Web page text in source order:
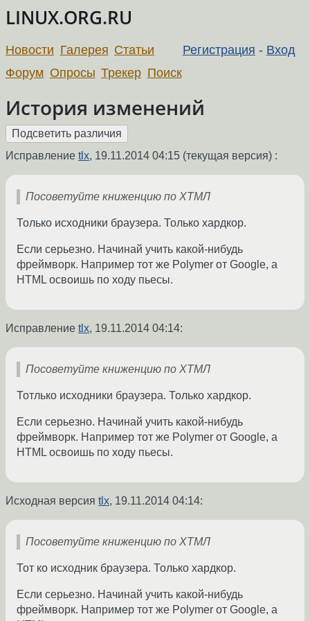
LINUX.ORG.RU
Регистрация - Вход
Новости Галерея Статьи
Форум Опросы Трекер Поиск
История изменений
Исправление tlx, 19.11.2014 04:15 (текущая версия) :
Посоветуйте книженцию по ХТМЛ
Только исходники браузера. Только хардкор.
Если серьезно. Начинай учить какой-нибудь
фреймворк. Например тот же Polymer от Google, а
HTML освоишь по ходу пьесы.
Исправление tlx, 19.11.2014 04:14:
Посоветуйте книженцию по ХТМЛ
Тотлько исходники браузера. Только хардкор.
Если серьезно. Начинай учить какой-нибудь
фреймворк. Например тот же Polymer от Google, а
HTML освоишь по ходу пьесы.
Исходная версия tlx, 19.11.2014 04:14:
Посоветуйте книженцию по ХТМЛ
Тот ко исходник браузера. Только хардкор.
Если серьезно. Начинай учить какой-нибудь
фреймворк. Например тот же Polymer от Google, а